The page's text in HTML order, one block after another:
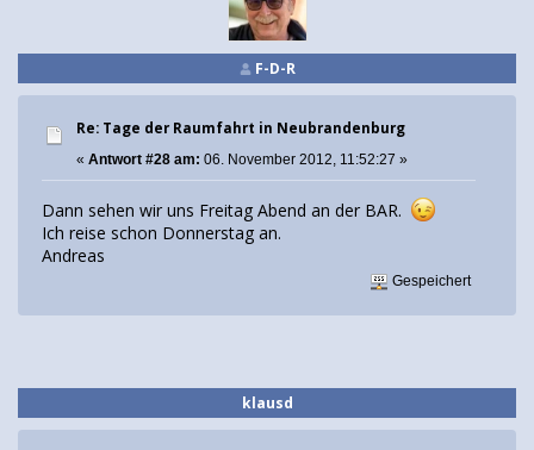
F-D-R
Re: Tage der Raumfahrt in Neubrandenburg
« Antwort #28 am: 06. November 2012, 11:52:27 »
Dann sehen wir uns Freitag Abend an der BAR.
Ich reise schon Donnerstag an.
Andreas
Gespeichert
klausd